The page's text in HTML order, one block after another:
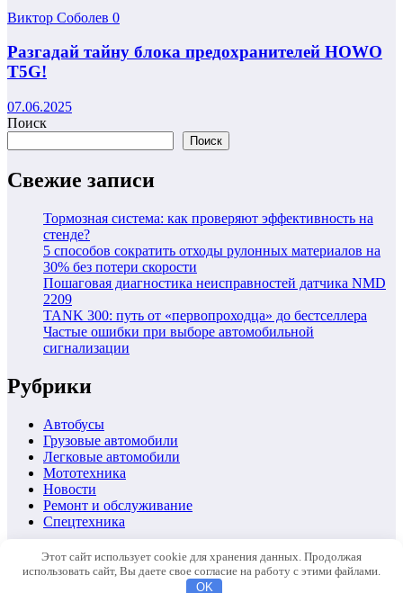
Виктор Соболев 0
Разгадай тайну блока предохранителей HOWO
T5G!
07.06.2025
Поиск
Поиск
Свежие записи
Тормозная система: как проверяют эффективность на
стенде?
5 способов сократить отходы рулонных материалов на
30% без потери скорости
Пошаговая диагностика неисправностей датчика NMD
2209
TANK 300: путь от «первопроходца» до бестселлера
Частые ошибки при выборе автомобильной
сигнализации
Рубрики
Автобусы
Грузовые автомобили
Легковые автомобили
Мототехника
Новости
Ремонт и обслуживание
Спецтехника
Автомобили
Ремонт и обслуживание
Этот сайт использует cookie для хранения данных. Продолжая
использовать сайт, Вы даете свое согласие на работу с этими файлами.
OK